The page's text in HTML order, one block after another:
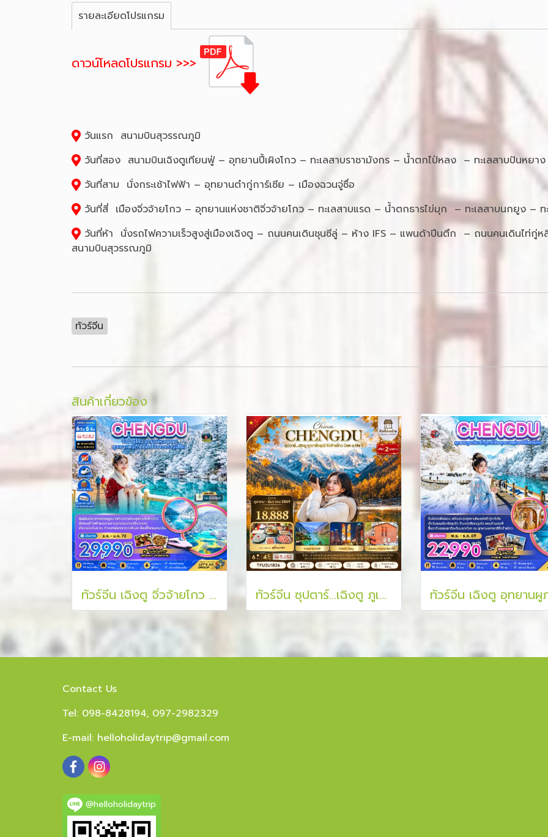
รายละเอียดโปรแกรม
ดาวน์โหลดโปรแกรม >>>
วันแรก สนามบินสุวรรณภูมิ
วันที่สอง สนามบินเฉิงตูเทียนฟู่ – อุทยานปี้เผิงโกว – ทะเลสาบราชามังกร – น้ำตกไป่หลง – ทะเลสาบปันหยา
วันที่สาม นั่งกระเช้าไฟฟ้า – อุทยานต๋ากู่การ์เซีย – เมืองฉวนจู่ซื่อ
วันที่สี่ เมืองจิ่วจ้ายโกว – อุทยานแห่งชาติจิ่วจ้ายโกว – ทะเลสาบแรด – น้ำตกธารไข่มุก – ทะเลสาบนกยูง – ท
วันที่ห้า นั่งรถไฟความเร็วสูงสู่เมืองเฉิงตู – ถนนคนเดินชุนซีลู่ – ห้าง IFS – แพนด้าปีนตึก – ถนนคนเดินไท่กู่
สนามบินสุวรรณภูมิ
ทัวร์จีน
สินค้าเกี่ยวข้อง
ทัวร์จีน เฉิงตู จิ่วจ้ายโกว หวงหลง หุบเขาแพนด้า เมืองโบราณก้วนเสี้ยน 6 วัน 5 คืน ทัวร์จีน ซุปตาร์...เฉิงตู ภูเขาสี่ดรุณี จิ่วจ้ายโกว Get a life !! 6 วัน 4 คืน
Contact Us
Tel: 098-8428194, 097-2982329
E-mail: helloholidaytrip@gmail.com
@helloholidaytrip